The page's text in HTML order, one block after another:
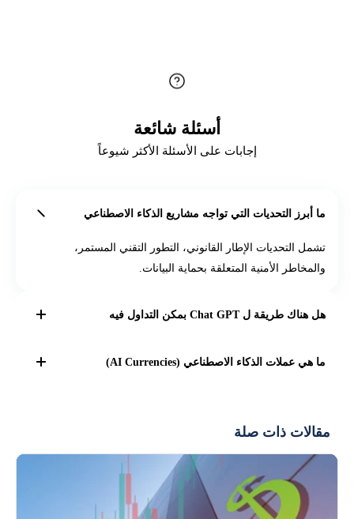
أسئلة شائعة
إجابات على الأسئلة الأكثر شيوعاً
ما أبرز التحديات التي تواجه مشاريع الذكاء الاصطناعي
تشمل التحديات الإطار القانوني، التطور التقني المستمر،
والمخاطر الأمنية المتعلقة بحماية البيانات.
هل هناك طريقة ل Chat GPT بمكن التداول فيه
المطورة له وهي OpenAI ليست شركة مساهمة عامة.
ما هي عملات الذكاء الاصطناعي (AI Currencies)
مقالات ذات صلة